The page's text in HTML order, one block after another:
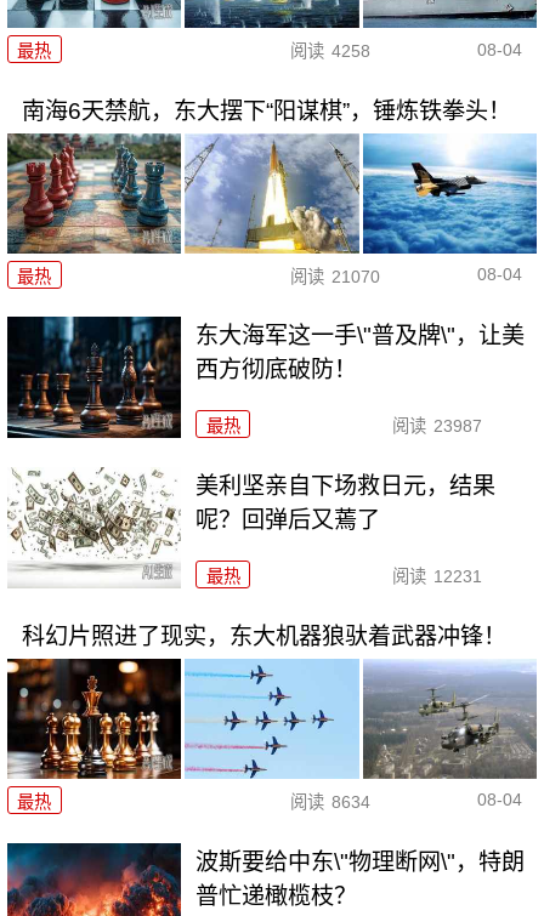
最热 阅读 4258 08-04
南海6天禁航，东大摆下“阳谋棋”，锤炼铁拳头！
最热 阅读 21070 08-04
东大海军这一手\"普及牌\"，让美
西方彻底破防！
最热 阅读 23987
美利坚亲自下场救日元，结果
呢？回弹后又蔫了
最热 阅读 12231
科幻片照进了现实，东大机器狼驮着武器冲锋！
最热 阅读 8634 08-04
波斯要给中东\"物理断网\"，特朗
普忙递橄榄枝？